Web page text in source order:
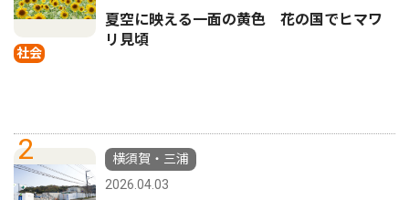
社会
夏空に映える一面の黄色 花の国でヒマワ
リ見頃
2
横須賀・三浦
2026.04.03